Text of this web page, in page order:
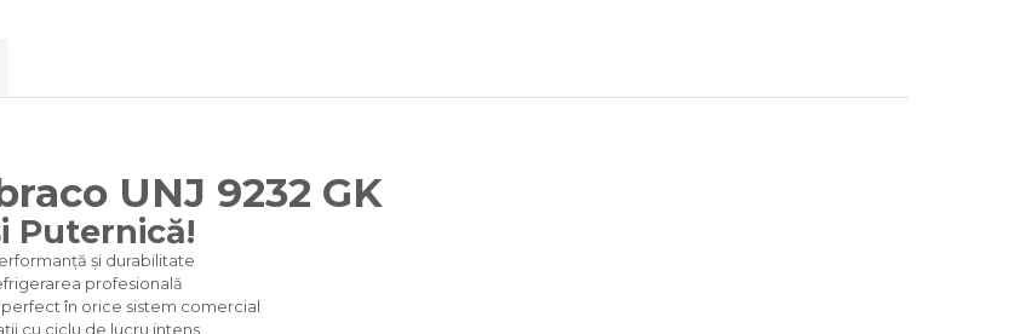
UNJ 9232 GK
Puternică!
și durabilitate
profesională
în orice sistem comercial
cu ciclu de lucru intens